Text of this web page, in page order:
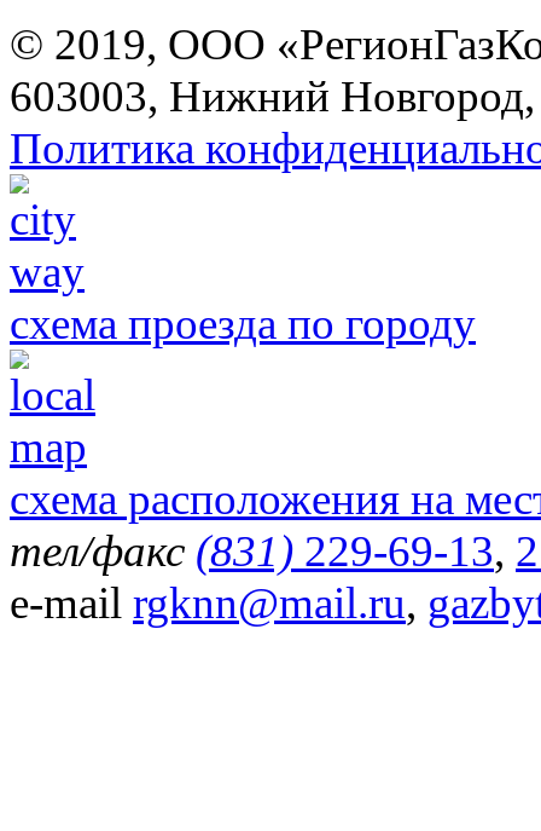
© 2019, ООО
603003, Нижний
Политика
схема проезда по городу
схема расположения на
тел/факс (831) 229-69-13,
e-mail rgknn@mail.ru,